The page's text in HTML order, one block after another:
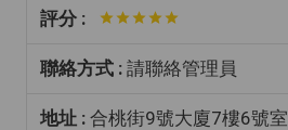
評分 :
聯絡方式 : 請聯絡管理員
地址 : 合桃街9號大廈7樓6號室